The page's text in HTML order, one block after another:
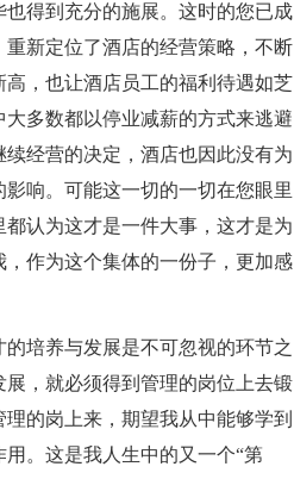
得到充分的施展。这时的您已成
新定位了酒店的经营策略，不断
，也让酒店员工的福利待遇如芝
多数都以停业减薪的方式来逃避
经营的决定，酒店也因此没有为
响。可能这一切的一切在您眼里
认为这才是一件大事，这才是为
作为这个集体的一份子，更加感
培养与发展是不可忽视的环节之
，就必须得到管理的岗位上去锻
的岗上来，期望我从中能够学到
。这是我人生中的又一个“第